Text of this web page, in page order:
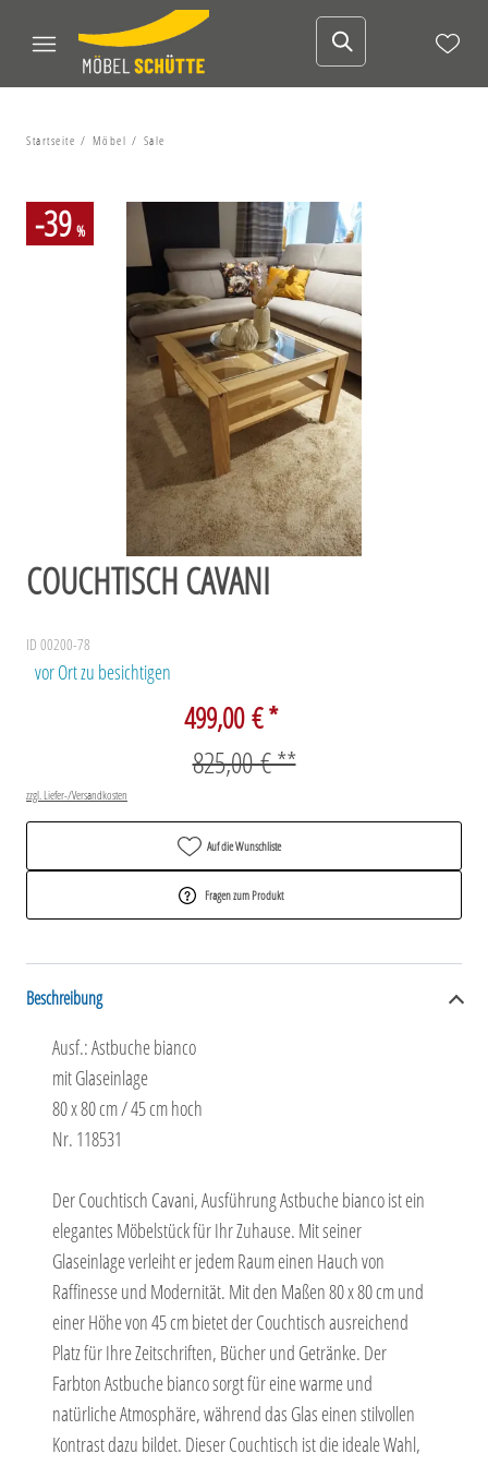
Startseite Möbel Sale
-39 %
COUCHTISCH CAVANI
ID 00200-78
vor Ort zu besichtigen
499,00 € *
825,00 € **
zzgl. Liefer-/Versandkosten
Auf die Wunschliste
Fragen zum Produkt
Beschreibung
Ausf.: Astbuche bianco
mit Glaseinlage
80 x 80 cm / 45 cm hoch
Nr. 118531
Der Couchtisch Cavani, Ausführung Astbuche bianco ist ein
elegantes Möbelstück für Ihr Zuhause. Mit seiner
Glaseinlage verleiht er jedem Raum einen Hauch von
Raffinesse und Modernität. Mit den Maßen 80 x 80 cm und
einer Höhe von 45 cm bietet der Couchtisch ausreichend
Platz für Ihre Zeitschriften, Bücher und Getränke. Der
Farbton Astbuche bianco sorgt für eine warme und
natürliche Atmosphäre, während das Glas einen stilvollen
Kontrast dazu bildet. Dieser Couchtisch ist die ideale Wahl,